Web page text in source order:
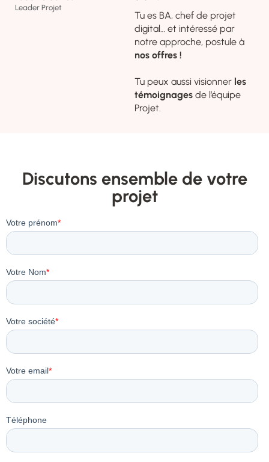
Leader Projet
Tu es BA, chef de projet
digital… et intéressé par
notre approche, postule à
nos offres !
Tu peux aussi visionner les
témoignages de l’équipe
Projet.
Discutons ensemble de votre
projet​